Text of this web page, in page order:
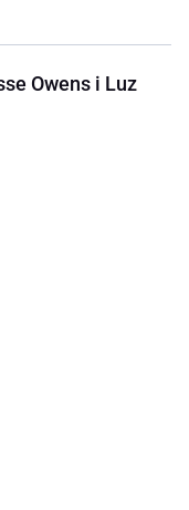
Owens i Luz